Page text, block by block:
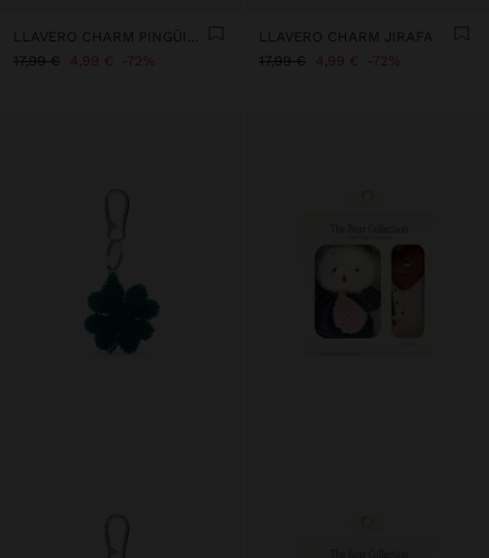
17,99 €
4,99 € 72%
LLAVERO CHARM JIRAFA
17,99 €
4,99 € 72%